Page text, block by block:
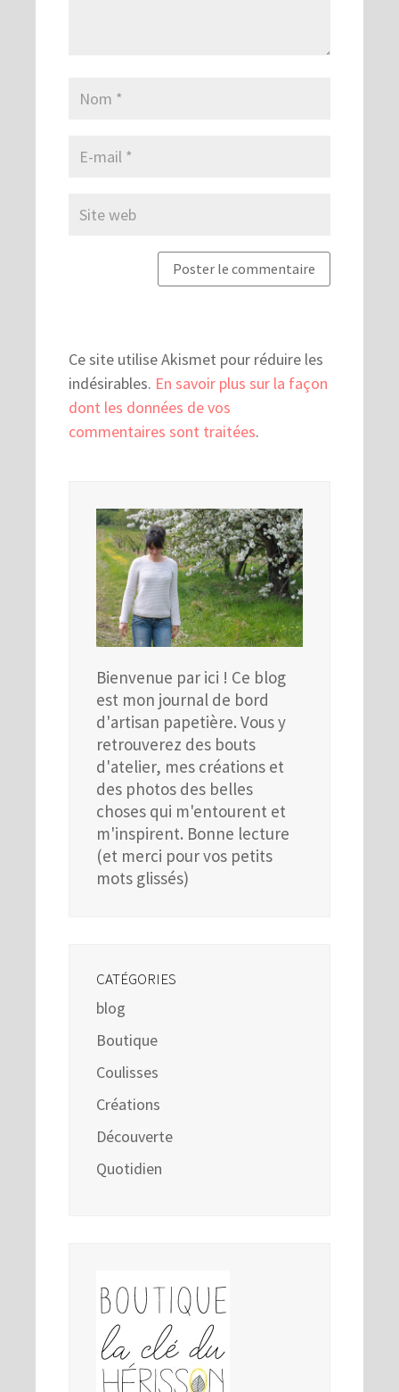
Ce site utilise Akismet pour réduire les
indésirables. En savoir plus sur la façon
dont les données de vos
commentaires sont traitées.
Bienvenue par ici ! Ce blog
est mon journal de bord
d'artisan papetière. Vous y
retrouverez des bouts
d'atelier, mes créations et
des photos des belles
choses qui m'entourent et
m'inspirent. Bonne lecture
(et merci pour vos petits
mots glissés)
CATÉGORIES
blog
Boutique
Coulisses
Créations
Découverte
Quotidien